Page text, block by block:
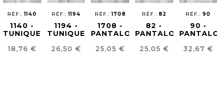
RÉF.:1140
1140 -
TUNIQUE
STRETCH
Prix
18,76 €
RÉF.:1194
1194 -
TUNIQUE
UNISEX
Prix
26,50 €
RÉF.:1708
1708 -
PANTALON
UNISEX
Prix
25,05 €
RÉF.: 82
82 -
PANTALON
UNISEX
Prix
25,05 €
RÉF.: 90
90 -
UNISEX
Prix
32,67 €